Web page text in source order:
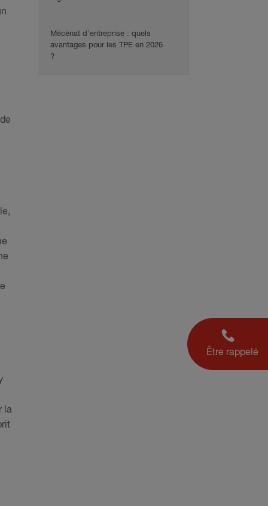
Être rappelé
la
Mécénat d’entreprise : quels
avantages pour les TPE en 2026
?